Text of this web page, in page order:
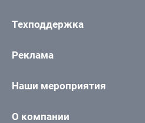
Техподдержка
Реклама
Наши мероприятия
О компании